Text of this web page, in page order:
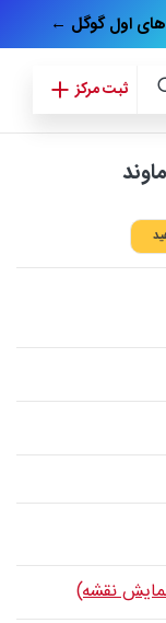
ثبت مرکز
نقشه)